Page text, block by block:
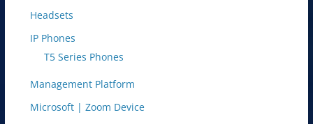
Headsets
IP Phones
T5 Series Phones
Management Platform
Microsoft | Zoom Device